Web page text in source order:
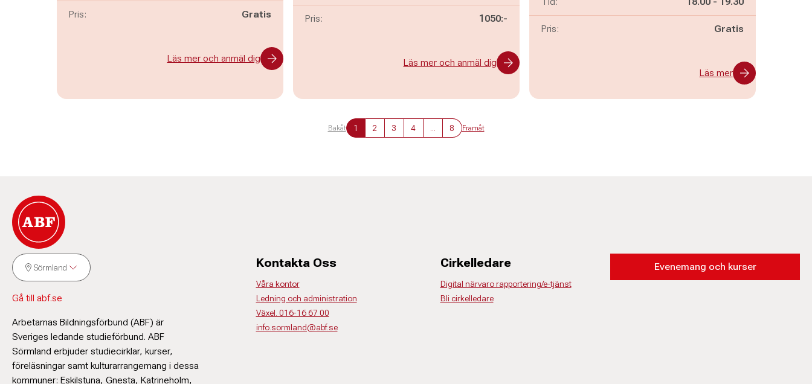
Pris: Gratis
Läs mer och anmäl dig
Pris: 1050:-
Läs mer och anmäl dig
Pris: Gratis
Läs mer
Bakåt 1 2 3 4 8 Framåt
Sörmland
Gå till abf.se
Arbetarnas Bildningsförbund (ABF) är
Sveriges ledande studieförbund. ABF
Sörmland erbjuder studiecirklar, kurser,
föreläsningar samt kulturarrangemang i dessa
kommuner: Eskilstuna, Gnesta, Katrineholm,
Kontakta Oss
Våra kontor
Ledning och administration
Växel. 016-16 67 00
info.sormland@abf.se
Cirkelledare
Digital närvaro rapportering/e-tjänst
Bli cirkelledare
Evenemang och kurser